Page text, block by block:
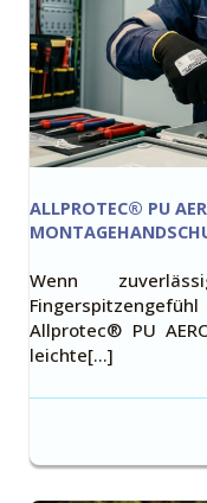
ALLPROTEC® PU
Wenn
Allprotec® PU
leichte[…]